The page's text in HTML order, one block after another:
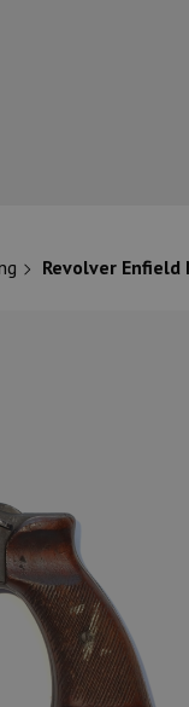
Revolver Enfield